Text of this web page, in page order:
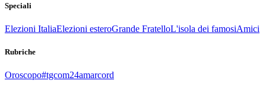
Speciali
Elezioni ItaliaElezioni esteroGrande FratelloL'isola dei famosiAmici
Rubriche
Oroscopo#tgcom24amarcord